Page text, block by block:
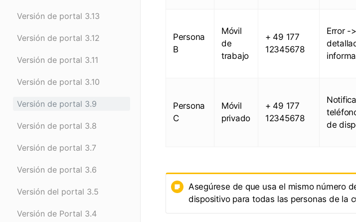
Versión de portal 3.13
Versión de portal 3.12
Versión de portal 3.11
Versión de portal 3.10
Versión de portal 3.9
Versión de portal 3.8
Versión de portal 3.7
Versión de portal 3.6
Versión del portal 3.5
Versión de Portal 3.4
Persona
B
Móvil
de
trabajo
+ 49 177
12345678
Error -
Persona
C
Móvil
privado
+ 49 177
12345678
de
Asegúrese de que usa el mismo número
dispositivo para todas las personas de la